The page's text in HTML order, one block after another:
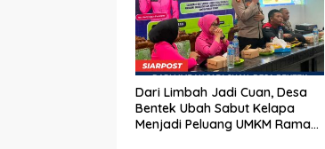
Dari Limbah Jadi Cuan, Desa
Bentek Ubah Sabut Kelapa
Menjadi Peluang UMKM Ramah